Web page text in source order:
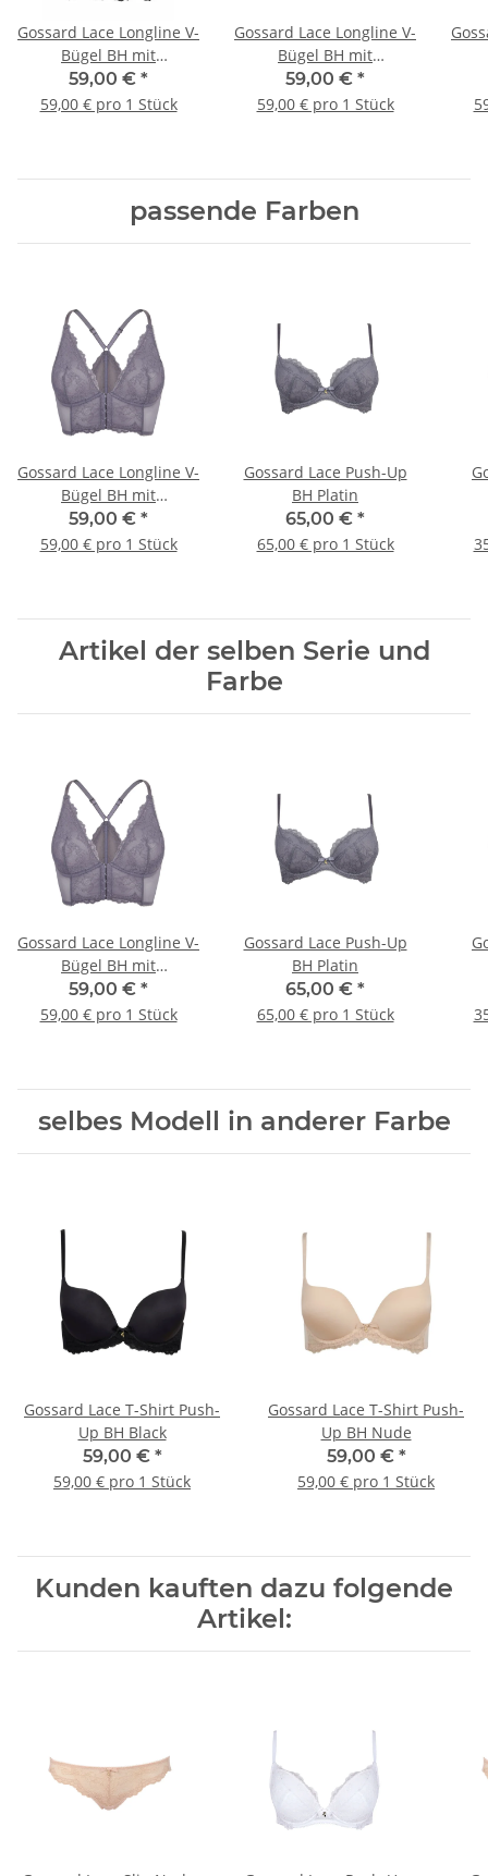
Gossard Lace Longline V-
Bügel BH mit
Frontverschluss Black
59,00 € *
59,00 € pro 1 Stück
Gossard Lace Longline V-
Bügel BH mit
Frontverschluss Platin
59,00 € *
59,00 € pro 1 Stück
passende Farben
Gossard Lace Longline V-
Bügel BH mit
Frontverschluss Platin
59,00 € *
59,00 € pro 1 Stück
Gossard Lace Push-Up
BH Platin
65,00 € *
65,00 € pro 1 Stück
Artikel der selben Serie und
Farbe
Gossard Lace Longline V-
Bügel BH mit
Frontverschluss Platin
59,00 € *
59,00 € pro 1 Stück
Gossard Lace Push-Up
BH Platin
65,00 € *
65,00 € pro 1 Stück
selbes Modell in anderer Farbe
Gossard Lace T-Shirt Push-
Up BH Black
59,00 € *
59,00 € pro 1 Stück
Gossard Lace T-Shirt Push-
Up BH Nude
59,00 € *
59,00 € pro 1 Stück
Kunden kauften dazu folgende
Artikel: